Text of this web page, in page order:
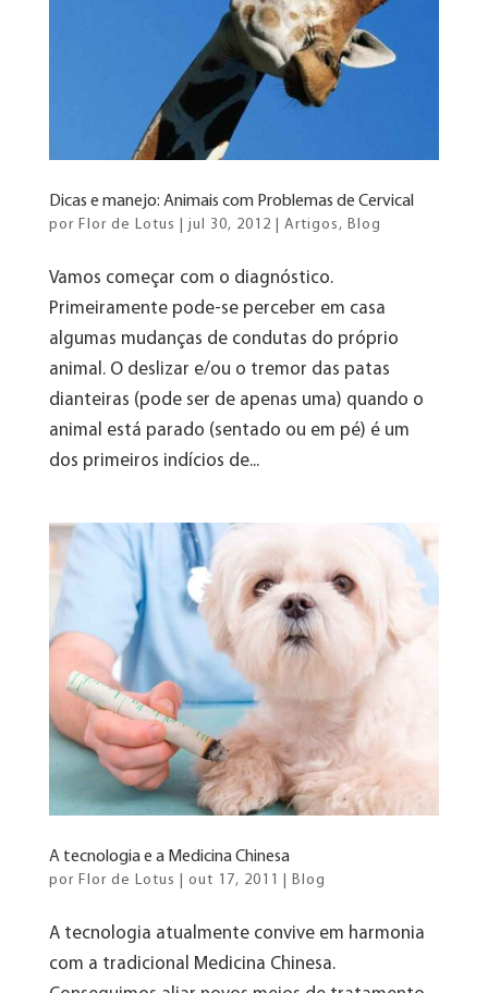
Dicas e manejo: Animais com Problemas de Cervical
por Flor de Lotus jul 30, 2012 Artigos, Blog
Vamos começar com o diagnóstico.
Primeiramente pode-se perceber em casa
algumas mudanças de condutas do próprio
animal. O deslizar e/ou o tremor das patas
dianteiras (pode ser de apenas uma) quando o
animal está parado (sentado ou em pé) é um
dos primeiros indícios de...
A tecnologia e a Medicina Chinesa
por Flor de Lotus out 17, 2011 Blog
A tecnologia atualmente convive em harmonia
com a tradicional Medicina Chinesa.